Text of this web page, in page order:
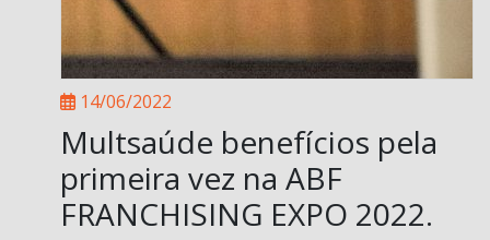
14/06/2022
Multsaúde benefícios pela
primeira vez na ABF
FRANCHISING EXPO 2022.